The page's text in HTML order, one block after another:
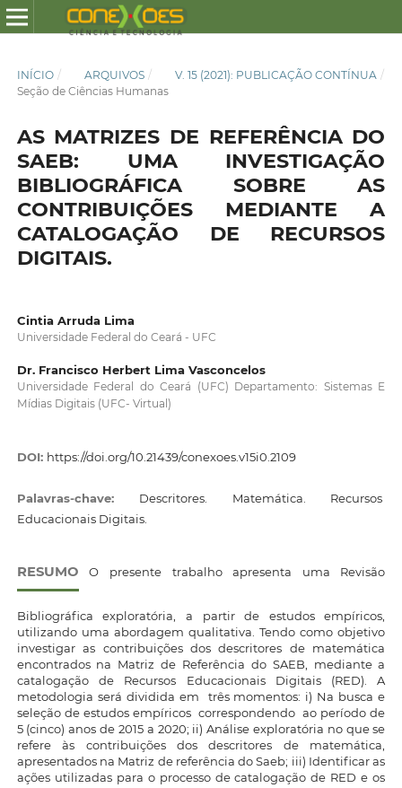
INÍCIO / ARQUIVOS / V. 15 (2021): PUBLICAÇÃO CONTÍNUA /
Seção de Ciências Humanas
AS MATRIZES DE REFERÊNCIA DO
SAEB: UMA INVESTIGAÇÃO
BIBLIOGRÁFICA SOBRE AS
CONTRIBUIÇÕES MEDIANTE A
CATALOGAÇÃO DE RECURSOS
DIGITAIS.
Cintia Arruda Lima
Universidade Federal do Ceará - UFC
Dr. Francisco Herbert Lima Vasconcelos
Universidade Federal do Ceará (UFC) Departamento: Sistemas E
Mídias Digitais (UFC- Virtual)
DOI: https://doi.org/10.21439/conexoes.v15i0.2109
Palavras-chave: Descritores. Matemática. Recursos
Educacionais Digitais.
RESUMO O presente trabalho apresenta uma Revisão
Bibliográfica exploratória, a partir de estudos empíricos,
utilizando uma abordagem qualitativa. Tendo como objetivo
investigar as contribuições dos descritores de matemática
encontrados na Matriz de Referência do SAEB, mediante a
catalogação de Recursos Educacionais Digitais (RED). A
metodologia será dividida em três momentos: i) Na busca e
seleção de estudos empíricos correspondendo ao período de
5 (cinco) anos de 2015 a 2020; ii) Análise exploratória no que se
refere às contribuições dos descritores de matemática,
apresentados na Matriz de referência do Saeb; iii) Identificar as
ações utilizadas para o processo de catalogação de RED e os